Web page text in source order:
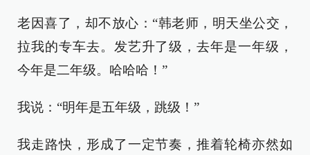
老因喜了，却不放心：“韩老师，明天坐公交，
拉我的专车去。发艺升了级，去年是一年级，
今年是二年级。哈哈哈！”
我说：“明年是五年级，跳级！”
我走路快，形成了一定节奏，推着轮椅亦然如